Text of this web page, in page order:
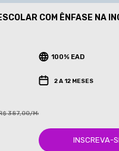
COM ÊNFASE NA
100% EAD
2 A 12 MESES
387,00/Mês
INSCREVA-